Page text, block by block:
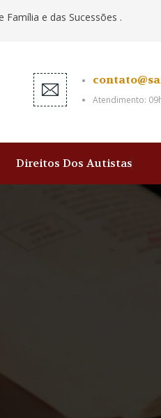
e das Sucessões .
Atendimento:
Direitos Dos Autistas